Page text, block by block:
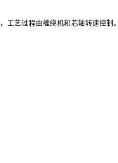
工艺过程由缠绕机和芯轴转速控制。